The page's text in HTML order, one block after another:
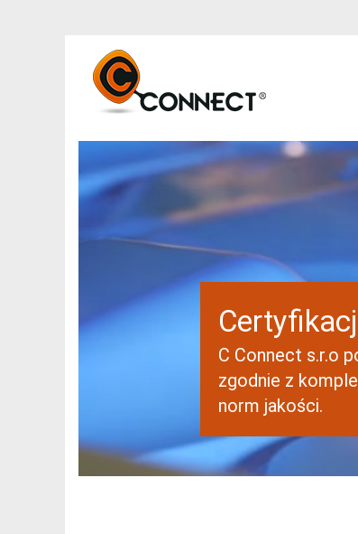
C Connect s.r.o
zgodnie z
norm jakości.